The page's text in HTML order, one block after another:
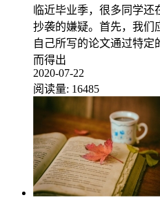
临近毕业季，很多同学
抄袭的嫌疑。首先，我们
自己所写的论文通过特定
而得出
2020-07-22
阅读量: 16485